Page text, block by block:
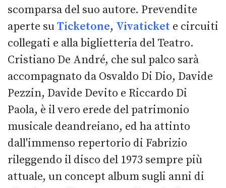
scomparsa del suo autore. Prevendite
aperte su Ticketone, Vivaticket e circuiti
collegati e alla biglietteria del Teatro.
Cristiano De André, che sul palco sarà
accompagnato da Osvaldo Di Dio, Davide
Pezzin, Davide Devito e Riccardo Di
Paola, è il vero erede del patrimonio
musicale deandreiano, ed ha attinto
dall'immenso repertorio di Fabrizio
rileggendo il disco del 1973 sempre più
attuale, un concept album sugli anni di